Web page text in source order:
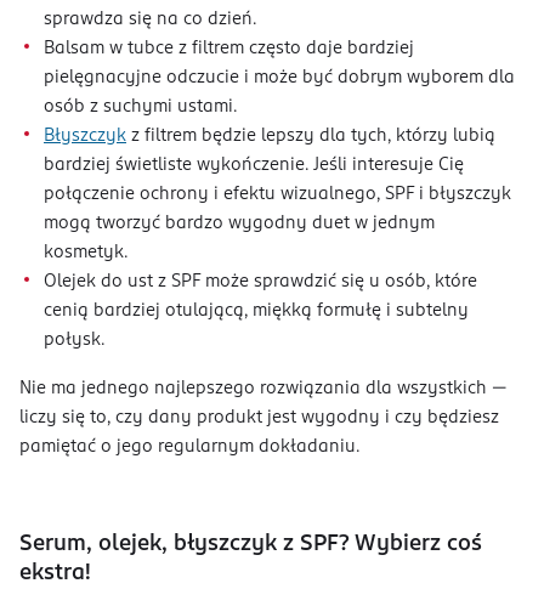
sprawdza się na co dzień.
Balsam w tubce z filtrem często daje bardziej
pielęgnacyjne odczucie i może być dobrym wyborem dla
osób z suchymi ustami.
Błyszczyk z filtrem będzie lepszy dla tych, którzy lubią
bardziej świetliste wykończenie. Jeśli interesuje Cię
połączenie ochrony i efektu wizualnego, SPF i błyszczyk
mogą tworzyć bardzo wygodny duet w jednym
kosmetyk.
Olejek do ust z SPF może sprawdzić się u osób, które
cenią bardziej otulającą, miękką formułę i subtelny
połysk.
Nie ma jednego najlepszego rozwiązania dla wszystkich —
liczy się to, czy dany produkt jest wygodny i czy będziesz
pamiętać o jego regularnym dokładaniu.
Serum, olejek, błyszczyk z SPF? Wybierz coś
ekstra!